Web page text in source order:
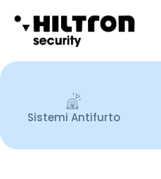
Sistemi Antifurto